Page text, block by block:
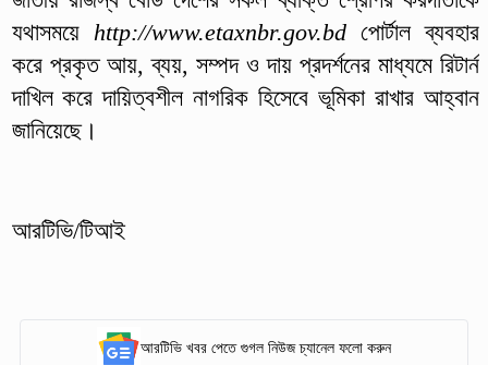
যথাসময়ে http://www.etaxnbr.gov.bdপোর্টাল ব্যবহার
করে প্রকৃত আয়, ব্যয়, সম্পদ ও দায় প্রদর্শনের মাধ্যমে রিটার্ন
দাখিল করে দায়িত্বশীল নাগরিক হিসেবে ভূমিকা রাখার আহ্বান
জানিয়েছে।
আরটিভি/টিআই
আরটিভি খবর পেতে গুগল নিউজ চ্যানেল ফলো করুন